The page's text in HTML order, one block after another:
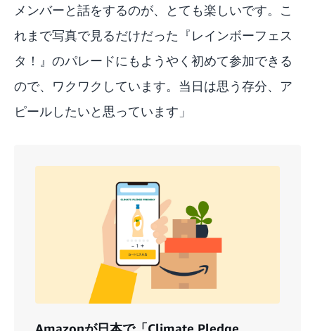
メンバーと話をするのが、とても楽しいです。こ
れまで写真で見るだけだった『レインボーフェス
タ！』のパレードにもようやく初めて参加できる
ので、ワクワクしています。当日は思う存分、ア
ピールしたいと思っています」